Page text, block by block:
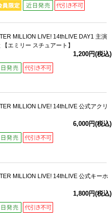
MILLION LIVE! 14thLIVE DAY1 主演
エミリー スチュアート】
1,200円(税込)
MILLION LIVE! 14thLIVE 公式アクリ
6,000円(税込)
MILLION LIVE! 14thLIVE 公式キーホ
1,800円(税込)